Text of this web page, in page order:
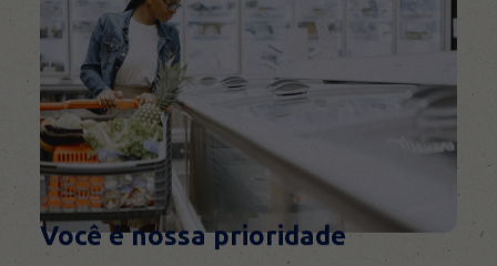
Você é nossa prioridade